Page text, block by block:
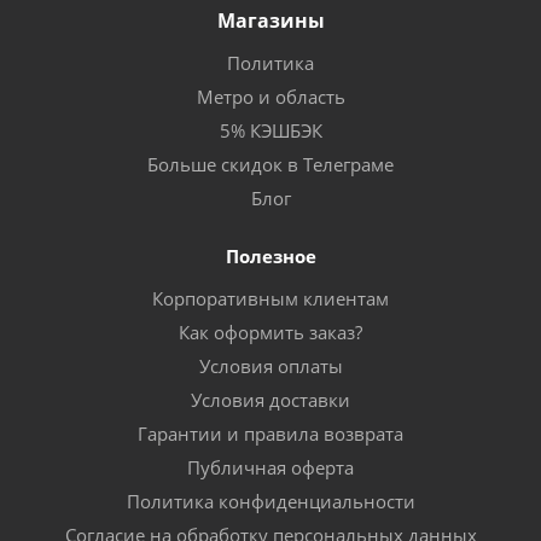
Магазины
Политика
Метро и область
5% КЭШБЭК
Больше скидок в Телеграме
Блог
Полезное
Корпоративным клиентам
Как оформить заказ?
Условия оплаты
Условия доставки
Гарантии и правила возврата
Публичная оферта
Политика конфиденциальности
Согласие на обработку персональных данных